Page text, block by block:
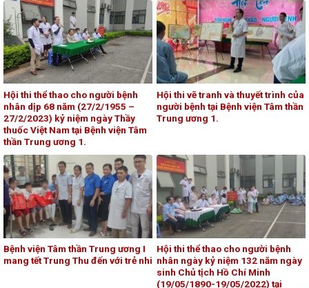
Hội thi thể thao cho người bệnh
nhân dịp 68 năm (27/2/1955 –
27/2/2023) kỷ niệm ngày Thầy
thuốc Việt Nam tại Bệnh viện Tâm
thần Trung ương 1.
Hội thi vẽ tranh và thuyết trình của
người bệnh tại Bệnh viện Tâm thần
Trung ương 1.
Bệnh viện Tâm thần Trung ương I
mang tết Trung Thu đến với trẻ nhi
Hội thi thể thao cho người bệnh
nhân ngày kỷ niệm 132 năm ngày
sinh Chủ tịch Hồ Chí Minh
(19/05/1890-19/05/2022) tại